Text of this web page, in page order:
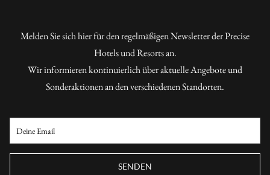
Melden Sie sich hier für den regelmäßigen Newsletter der Precise
Hotels und Resorts an.
Wir informieren kontinuierlich über aktuelle Angebote und
Sonderaktionen an den verschiedenen Standorten.
SENDEN